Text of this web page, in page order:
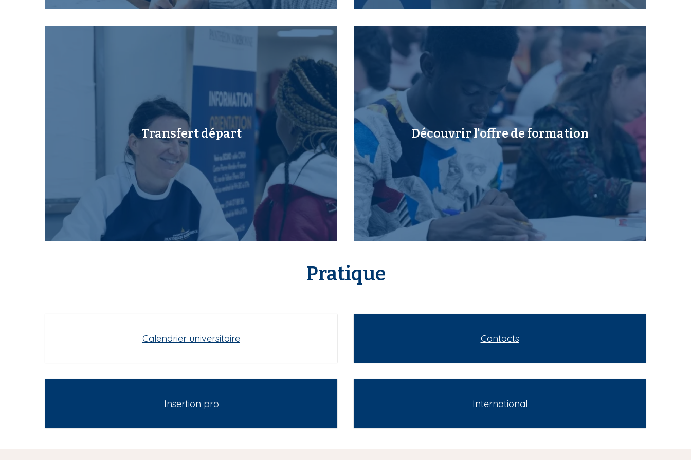
Transfert départ Découvrir l'offre de formation
Pratique
Calendrier universitaire Contacts
Insertion pro International